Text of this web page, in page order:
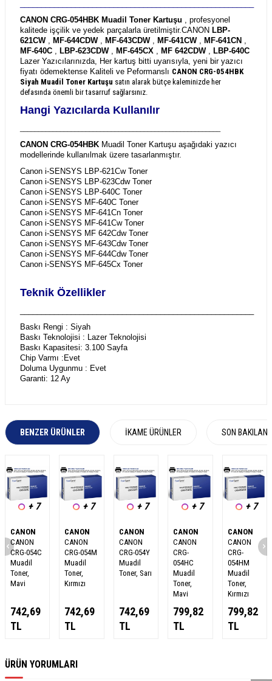
CANON CRG-054HBK Muadil Toner Kartuşu , profesyonel
kalitede işçilik ve yedek parçalarla üretilmiştir.CANON LBP-
621CW , MF-644CDW , MF-643CDW , MF-641CW , MF-641CN ,
MF-640C , LBP-623CDW , MF-645CX , MF 642CDW , LBP-640C
Lazer Yazıcılarınızda, Her kartuş bitti uyarısıyla, yeni bir yazıcı
fiyatı ödemektense Kaliteli ve Peformanslı CANON CRG-054HBK
Siyah Muadil Toner Kartuşu satın alarak bütçe kaleminizde her
defasında önemli bir tasarruf sağlarsınız.
Hangi Yazıcılarda Kullanılır
CANON CRG-054HBK Muadil Toner Kartuşu aşağıdaki yazıcı
modellerinde kullanılmak üzere tasarlanmıştır.
Canon i-SENSYS LBP-621Cw Toner
Canon i-SENSYS LBP-623Cdw Toner
Canon i-SENSYS LBP-640C Toner
Canon i-SENSYS MF-640C Toner
Canon i-SENSYS MF-641Cn Toner
Canon i-SENSYS MF-641Cw Toner
Canon i-SENSYS MF 642Cdw Toner
Canon i-SENSYS MF-643Cdw Toner
Canon i-SENSYS MF-644Cdw Toner
Canon i-SENSYS MF-645Cx Toner
Teknik Özellikler
Baskı Rengi : Siyah
Baskı Teknolojisi : Lazer Teknolojisi
Baskı Kapasitesi: 3.100 Sayfa
Chip Varmı :Evet
Doluma Uygunmu : Evet
Garanti: 12 Ay
BENZER ÜRÜNLER İKAME ÜRÜNLER SON
+ 7
CANON
CANON
CRG-054C
Muadil
Toner,
Mavi
742,69
TL
+ 7
CANON
CANON
CRG-054M
Muadil
Toner,
Kırmızı
742,69
TL
+ 7
CANON
CANON
CRG-054Y
Muadil
Toner, Sarı
742,69
TL
+ 7
CANON
CANON
CRG-
054HC
Muadil
Toner,
Mavi
799,82
TL
+ 7
CANON
CANON
CRG-
054HM
Muadil
Toner,
Kırmızı
799,82
TL
ÜRÜN YORUMLARI